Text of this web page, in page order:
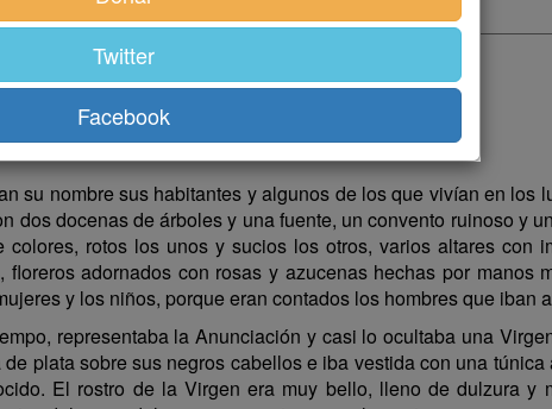
su nombre sus habitantes y algunos de los que vivían en los
dos docenas de árboles y una fuente, un convento ruinoso y
rotos los unos y sucios los otros, varios altares con
adornados con rosas y azucenas hechas por manos
y los niños, porque eran contados los hombres que iban
representaba la Anunciación y casi lo ocultaba una
plata sobre sus negros cabellos e iba vestida con una
El rostro de la Virgen era muy bello, lleno de dulzura y
Twitter
Facebook